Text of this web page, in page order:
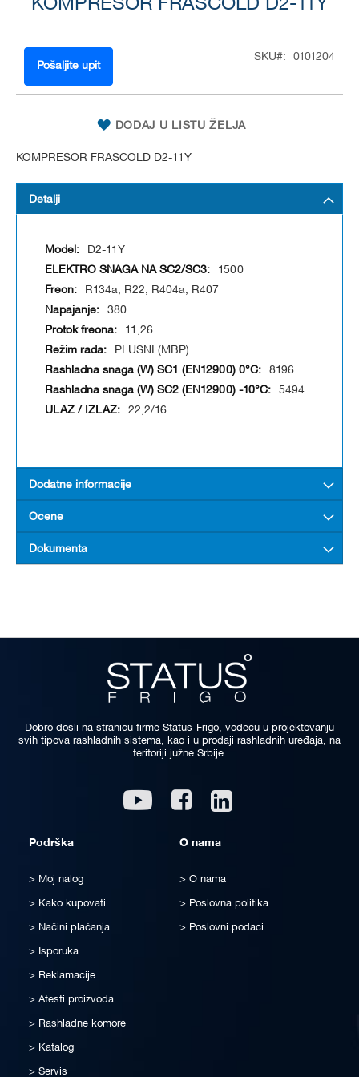
KOMPRESOR FRASCOLD D2-11Y
Pošaljite upit
SKU 0101204
DODAJ U LISTU ŽELJA
KOMPRESOR FRASCOLD D2-11Y
of
the
gallery
Detalji
D2-11Y
1500
R134a, R22, R404a, R407
380
11,26
PLUSNI (MBP)
8196
5494
22,2/16
Dodatne informacije
Ocene
Dokumenta
Dobro došli na stranicu firme Status-Frigo, vodeću u projektovanju
svih tipova rashladnih sistema, kao i u prodaji rashladnih uređaja, na
teritoriji južne Srbije.
Youtube Facebook
Podrška
Moj nalog
Kako kupovati
Načini plaćanja
Isporuka
Reklamacije
Atesti proizvoda
Rashladne komore
Katalog
Servis
O nama
O nama
Poslovna politika
Poslovni podaci